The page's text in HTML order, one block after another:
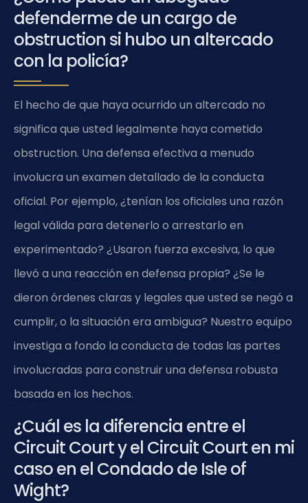
defenderme de un cargo de
obstruction si hubo un altercado
con la policía?
El hecho de que haya ocurrido un altercado no
significa que usted legalmente haya cometido
obstruction. Una defensa efectiva a menudo
involucra un examen detallado de la conducta
oficial. Por ejemplo, ¿tenían los oficiales una razón
legal válida para detenerlo o arrestarlo en
experimentado? ¿Usaron fuerza excesiva, lo que
llevó a una reacción en defensa propia? ¿Se le
dieron órdenes claras y legales que usted se negó a
cumplir, o la situación era ambigua? Nuestro equipo
investiga a fondo la conducta de todas las partes
involucradas para construir una defensa robusta
basada en los hechos.
¿Cuál es la diferencia entre el
Circuit Court y el Circuit Court en mi
caso en el Condado de Isle of
Wight?